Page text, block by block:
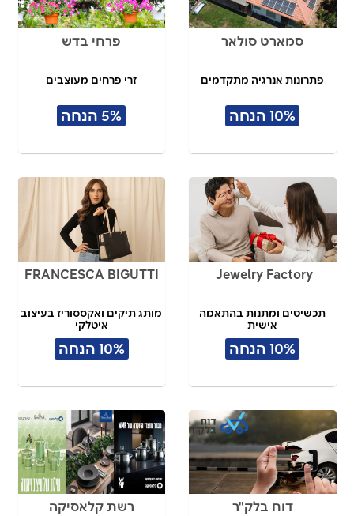
סמארט סולאר
פתרונות אנרגיה מתקדמים
10% הנחה
פרחי בדש
זרי פרחים מעוצבים
5% הנחה
Jewelry Factory
תכשיטים ומתנות בהתאמה
אישית
10% הנחה
FRANCESCA BIGUTTI
מותג תיקים ואקססוריז בעיצוב
איטלקי
10% הנחה
דוח בלק"ר רשת קלאסיקה